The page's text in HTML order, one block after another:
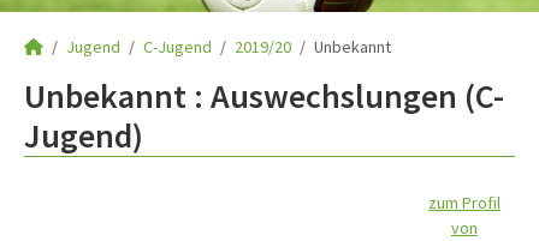
Jugend C-Jugend 2019/20 Unbekannt
Unbekannt : Auswechslungen (C-
Jugend)
zum Profil
von